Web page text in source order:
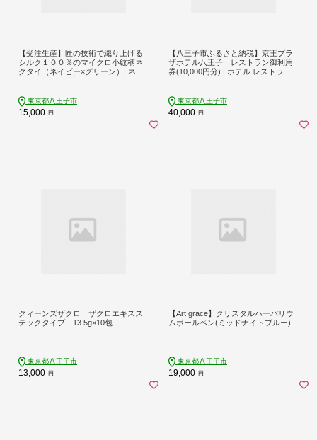
【受注生産】匠の技術で織り上げる
シルク１００％のマイクロ小紋柄ネ
クタイ（ネイビー×グリーン）| ネク
の日東京都八王子市
15,000 円
【八王子市ふるさと納税】京王プラ
ザホテル八王子 レストラン御利用
券(10,000円分) | ホテル レストラン
東京都八王子市
40,000 円
クィーンズザクロ ザクロエキスス
テックタイプ 13.5g×10包
東京都八王子市
13,000 円
【Art grace】クリスタルハーバリウ
ムボールペン(ミッドナイトブルー)
東京都八王子市
19,000 円